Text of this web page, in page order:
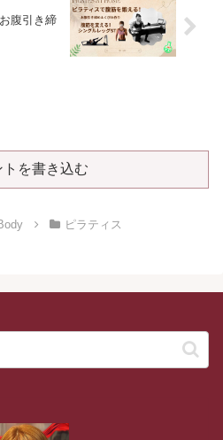
腹引き締
トを書き込む
ピラティス